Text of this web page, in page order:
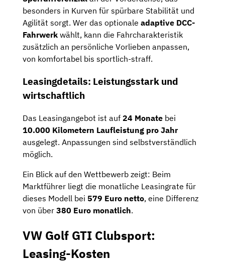
besonders in Kurven für spürbare Stabilität und
Agilität sorgt. Wer das optionale adaptive DCC-
Fahrwerk wählt, kann die Fahrcharakteristik
zusätzlich an persönliche Vorlieben anpassen,
von komfortabel bis sportlich-straff.
Leasingdetails: Leistungsstark und
wirtschaftlich
Das Leasingangebot ist auf 24 Monate bei
10.000 Kilometern Laufleistung pro Jahr
ausgelegt. Anpassungen sind selbstverständlich
möglich.
Ein Blick auf den Wettbewerb zeigt: Beim
Marktführer liegt die monatliche Leasingrate für
dieses Modell bei 579 Euro netto, eine Differenz
von über 380 Euro monatlich.
VW Golf GTI Clubsport:
Leasing-Kosten